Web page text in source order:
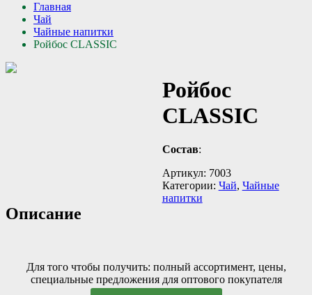
Главная
Чай
Чайные напитки
Ройбос CLASSIC
Ройбос
CLASSIC
Состав:
Артикул: 7003
Категории: Чай, Чайные
напитки
Описание
Для того чтобы получить: полный ассортимент, цены,
специальные предложения для оптового покупателя